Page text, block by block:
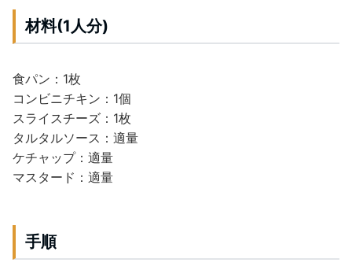
材料(1人分)
食パン：1枚
コンビニチキン：1個
スライスチーズ：1枚
タルタルソース：適量
ケチャップ：適量
マスタード：適量
手順